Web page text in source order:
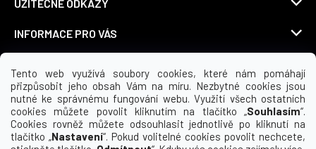
Tento web využívá soubory cookies, které nám pomáhají
přizpůsobit jeho obsah Vám na míru. Nezbytné cookies jsou
nutné ke správnému fungování webu. Využití všech ostatních
cookies můžete povolit kliknutím na tlačítko „Souhlasím“.
Cookies rovněž můžete odsouhlasit jednotlivě po kliknutí na
tlačítko „Nastavení“. Pokud volitelné cookies povolit nechcete,
UŽITEČNÉ ODKAZY
INFORMACE PRO VÁS
Možnosti dopravy